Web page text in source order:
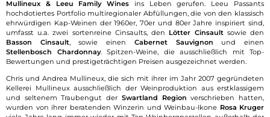
Mullineux & Leeu Family Wines ins Leben gerufen. Leeu Passants
hochdotiertes Portfolio multiregionaler Abfüllungen, die von den klassisch
ehrwürdigen Kap-Weinen der 1960er, 70er und 80er Jahre inspiriert sind,
umfasst u.a. zwei sortenreine Cinsaults, den Lötter Cinsaultsowie den
Basson Cinsault, sowie einen Cabernet Sauvignon und einen
Stellenbosch Chardonnay. Spitzen-Weine, die ausschließlich mit Top-
Bewertungen und prestigeträchtigen Preisen ausgezeichnet werden.
Chris und Andrea Mullineux, die sich mit ihrer im Jahr 2007 gegründeten
Kellerei Mullineux ausschließlich der Weinproduktion aus erstklassigem
und seltenem Traubengut der Swartland Region verschrieben hatten,
wurden von ihrer beratenden Winzerin und Weinbau-Ikone Rosa Kruger